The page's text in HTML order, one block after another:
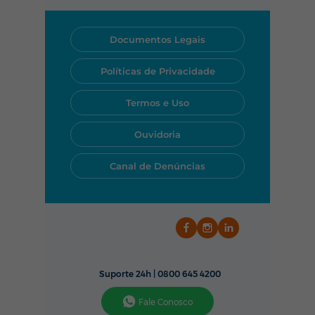
Você pode acionar nossa
equipe rapidamente pelo
WhatsApp, telefone ou pelo
nosso aplicativo.
Documentos Legais
Políticas de Privacidade
Termos e Uso
Ouvidoria
Canal de Denúncias
Suporte 24h | 0800 645 4200
Fale Conosco